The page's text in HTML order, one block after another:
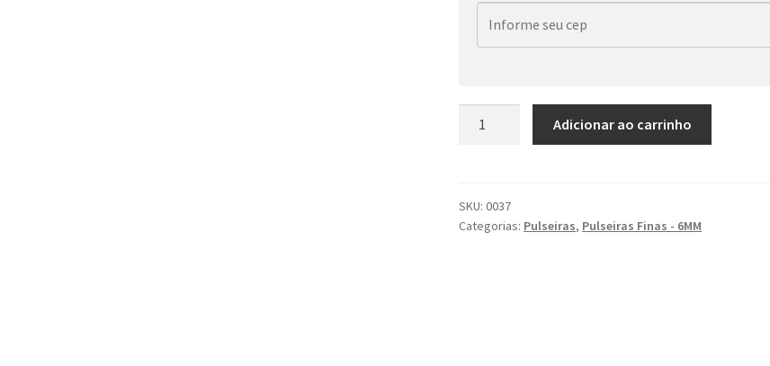
Adicionar ao carrinho
SKU:0037
Categorias: Pulseiras, Pulseiras Finas - 6MM